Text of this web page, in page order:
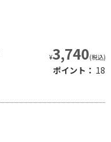
¥3,740(税込)
ポイント： 18